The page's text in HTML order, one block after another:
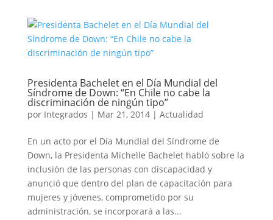
Presidenta Bachelet en el Día Mundial del
Síndrome de Down: “En Chile no cabe la
discriminación de ningún tipo”
por Integrados | Mar 21, 2014| Actualidad
En un acto por el Día Mundial del Síndrome de
Down, la Presidenta Michelle Bachelet habló sobre la
inclusión de las personas con discapacidad y
anunció que dentro del plan de capacitación para
mujeres y jóvenes, comprometido por su
administración, se incorporará a las...